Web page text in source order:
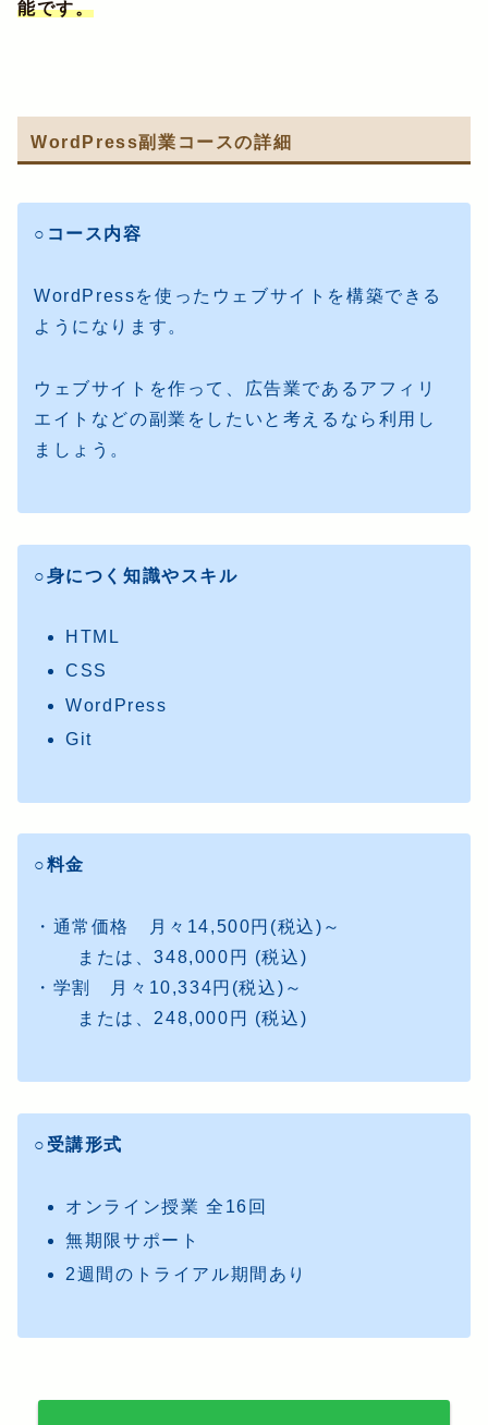
能です。
WordPress副業コースの詳細
○コース内容
WordPressを使ったウェブサイトを構築できる
ようになります。
ウェブサイトを作って、広告業であるアフィリ
エイトなどの副業をしたいと考えるなら利用し
ましょう。
○身につく知識やスキル
HTML
CSS
WordPress
Git
○料金
・通常価格 月々14,500円(税込)～
または、348,000円 (税込)
・学割 月々10,334円(税込)～
または、248,000円 (税込)
○受講形式
オンライン授業 全16回
無期限サポート
2週間のトライアル期間あり